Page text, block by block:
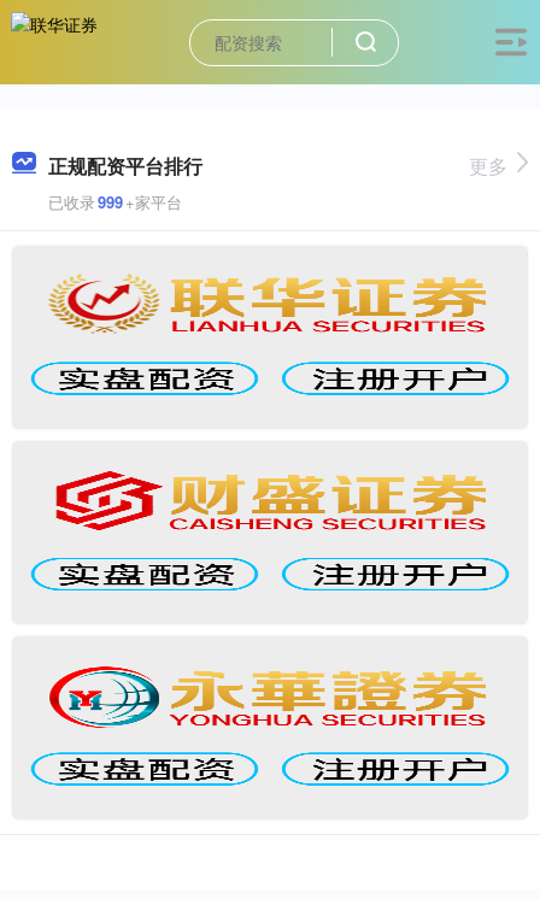
正规配资平台排行
已收录999+家平台
更多